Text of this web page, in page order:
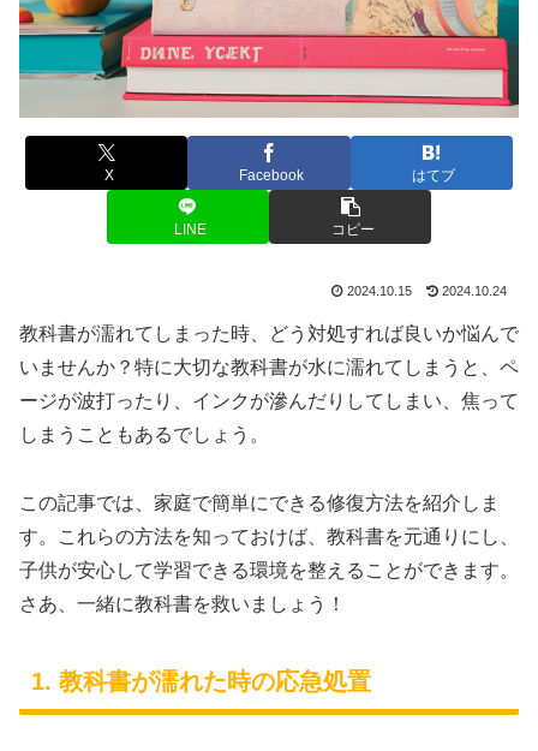
X Facebook はてブ
LINE コピー
2024.10.15 2024.10.24
教科書が濡れてしまった時、どう対処すれば良いか悩んで
いませんか？特に大切な教科書が水に濡れてしまうと、ペ
ージが波打ったり、インクが滲んだりしてしまい、焦って
しまうこともあるでしょう。
この記事では、家庭で簡単にできる修復方法を紹介しま
す。これらの方法を知っておけば、教科書を元通りにし、
子供が安心して学習できる環境を整えることができます。
さあ、一緒に教科書を救いましょう！
1. 教科書が濡れた時の応急処置